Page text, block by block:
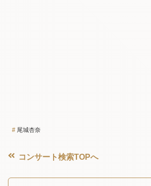
尾城杏奈
コンサート検索TOPへ